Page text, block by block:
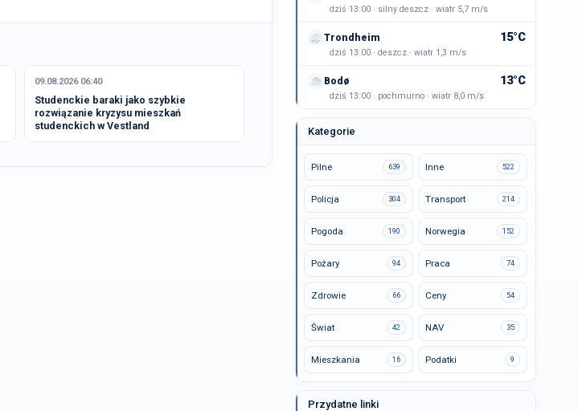
09.08.2026 06:40
Studenckie baraki jako szybkie
rozwiązanie kryzysu mieszkań
studenckich w Vestland
dziś 13:00 · silny deszcz · wiatr 5,7 m/s
Trondheim 15°C
dziś 13:00 · deszcz · wiatr 1,3 m/s
Bodø 13°C
dziś 13:00 · pochmurno · wiatr 8,0 m/s
Kategorie
Pilne 639 Inne 522
Policja 304 Transport 214
Pogoda 190 Norwegia 152
Pożary 94 Praca 74
Zdrowie 66 Ceny 54
Świat 42 NAV 35
Mieszkania 16 Podatki 9
Przydatne linki